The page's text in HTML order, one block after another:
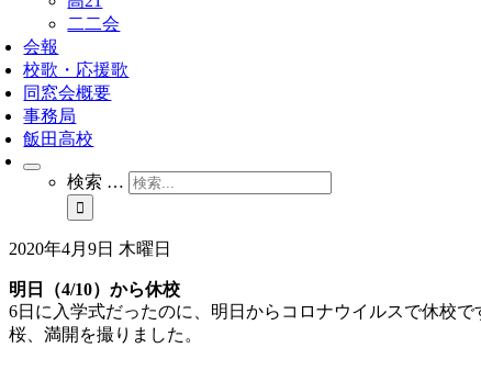
二二会
会報
校歌・応援歌
同窓会概要
事務局
飯田高校
検索 …
2020年4月9日 木曜日
明日（4/10）から休校
6日に入学式だったのに、明日からコロナウイルスで休校で
桜、満開を撮りました。